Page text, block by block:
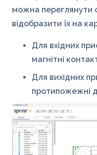
можна переглянути
відобразити їх на
Для вхідних
магнітні
Для вихідних
протипожежні